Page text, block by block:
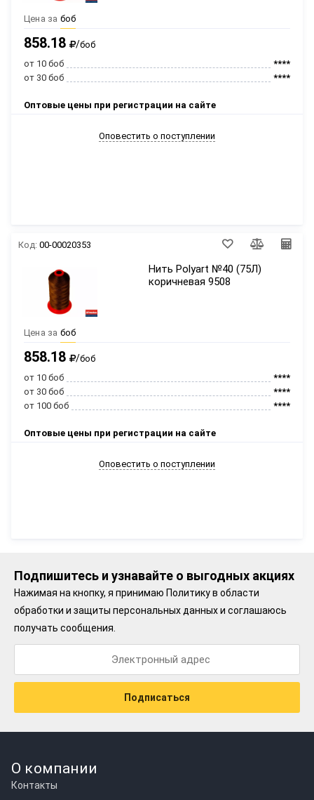
Цена за боб
858.18 /боб
от 10 боб
****
от 30 боб
****
Оптовые цены при регистрации на сайте
Оповестить о поступлении
Код: 00-00020353
Нить Polyart №40 (75Л)
коричневая 9508
Цена за боб
858.18 /боб
от 10 боб
****
от 30 боб
****
от 100 боб
****
Оптовые цены при регистрации на сайте
Оповестить о поступлении
Подпишитесь и узнавайте о выгодных акциях
Нажимая на кнопку, я принимаю Политику в области
обработки и защиты персональных данныхи соглашаюсь
получать сообщения.
Подписаться
О компании
Контакты